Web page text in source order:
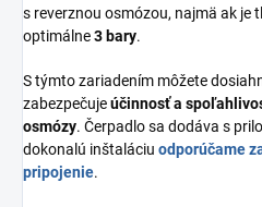
s reverznou osmózou, najmä ak je
optimálne3 bary.
S týmto zariadením môžete
zabezpečujeúčinnosť a
osmózy. Čerpadlo sa dodáva s
dokonalú inštaláciu odporúčame
pripojenie.